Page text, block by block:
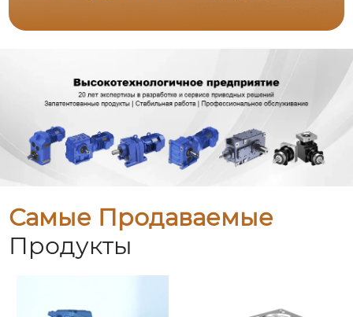
Самые Продаваемые
Продукты